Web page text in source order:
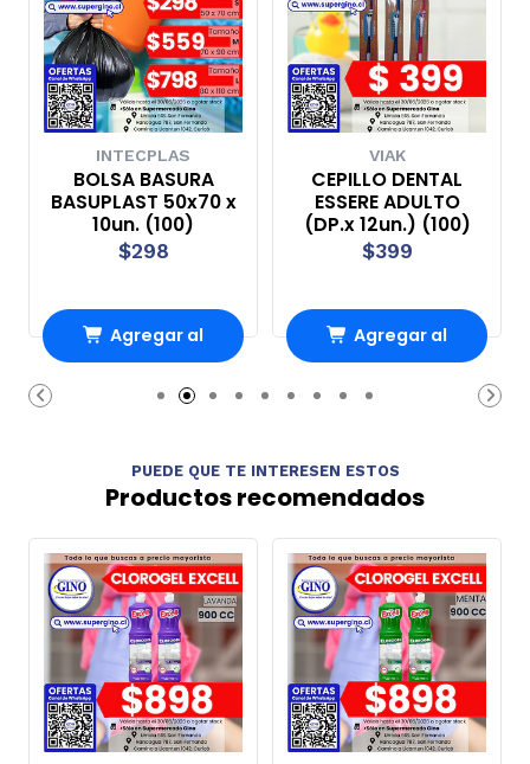
INTECPLAS
BOLSA BASURA
BASUPLAST 50x70 x
10un. (100)
$298
Agregar al
Carro
VIAK
CEPILLO DENTAL
ESSERE ADULTO
(DP.x 12un.) (100)
$399
Agregar al
Carro
PUEDE QUE TE INTERESEN ESTOS
Productos recomendados